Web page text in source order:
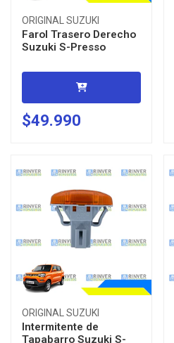
ORIGINAL SUZUKI
Farol Trasero Derecho
Suzuki S-Presso
$49.990
ORIGINAL SUZUKI
Intermitente de
Tapabarro Suzuki S-